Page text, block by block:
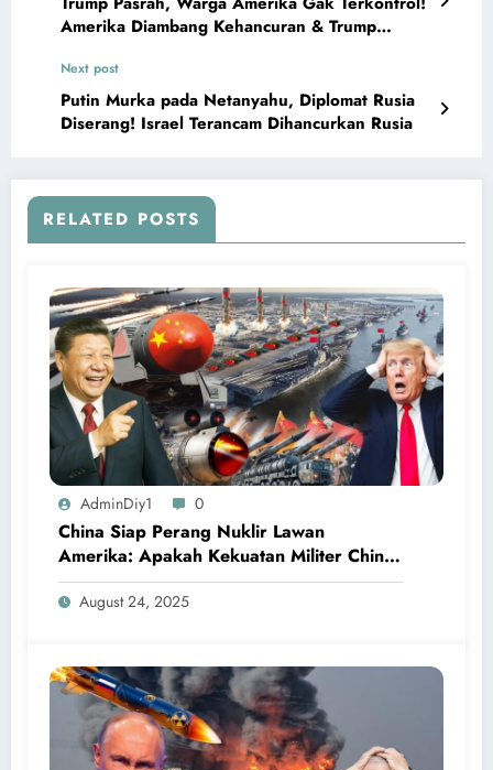
Amerika Diambang Kehancuran & Trump
Next post
Putin Murka pada Netanyahu, Diplomat Rusia
Diserang! Israel Terancam Dihancurkan Rusia
RELATED POSTS
AdminDiy1 0
China Siap Perang Nuklir Lawan
Amerika: Apakah Kekuatan Militer China
Mampu Mengalahkan AS?
August 24, 2025